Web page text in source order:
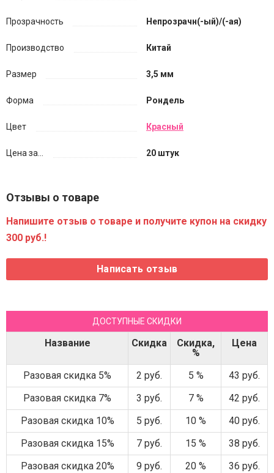
Прозрачность Непрозрачн(-ый)/(-ая)
Производство Китай
Размер 3,5 мм
Форма Рондель
Цвет Красный
Цена за... 20 штук
Отзывы о товаре
Напишите отзыв о товаре и получите купон на скидку
300 руб.!
ДОСТУПНЫЕ СКИДКИ
Название Скидка
Скидка,
%
Цена
Разовая скидка 5% 2 руб. 5 %
43 руб.
Разовая скидка 7%
3 руб. 7 %
42 руб.
Разовая скидка 10%
5 руб. 10 %
40 руб.
Разовая скидка 15%
7 руб. 15 %
38 руб.
Разовая скидка 20%
9 руб. 20 %
36 руб.